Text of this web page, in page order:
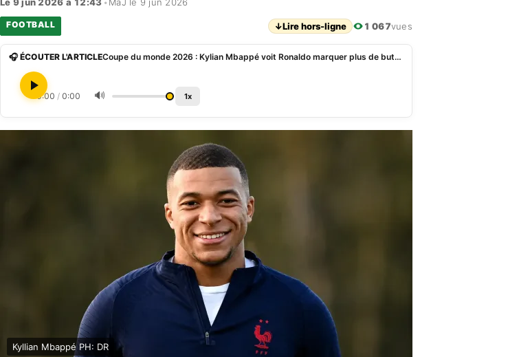
FOOTBALL ↓Lire hors-ligne 1 067vues
🎧 ÉCOUTER L'ARTICLE Coupe du monde 2026 : Kylian Mbappé voit Ronaldo marquer plus de but que Messi
0:00 / 0:00 🔊 1x
Kyllian Mbappé PH: DR